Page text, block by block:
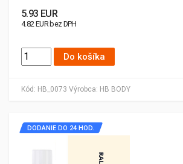
Kód: HB_0073 Výrobca: HB BODY
5.93 EUR
4.82 EUR bez DPH
Do košíka
DODANIE DO 24 HOD.